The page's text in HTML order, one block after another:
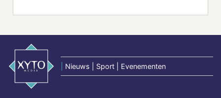
Nieuws | Sport | Evenementen